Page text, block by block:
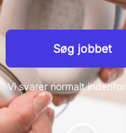
Søg jobbet
Vi svarer normalt indenfor